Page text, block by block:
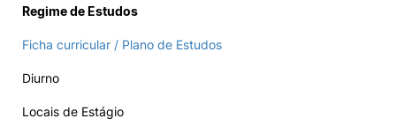
Regime de Estudos
Ficha curricular / Plano de Estudos
Diurno
Locais de Estágio